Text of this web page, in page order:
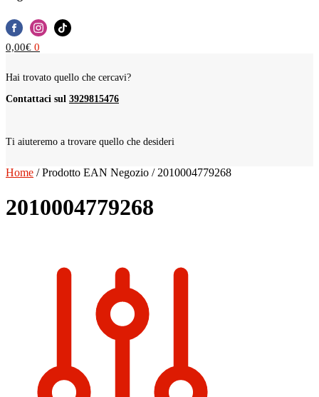
0,00€ 0
Hai trovato quello che cercavi?
Contattaci sul 3929815476
Ti aiuteremo a trovare quello che desideri
Home /Prodotto EAN Negozio / 2010004779268
2010004779268